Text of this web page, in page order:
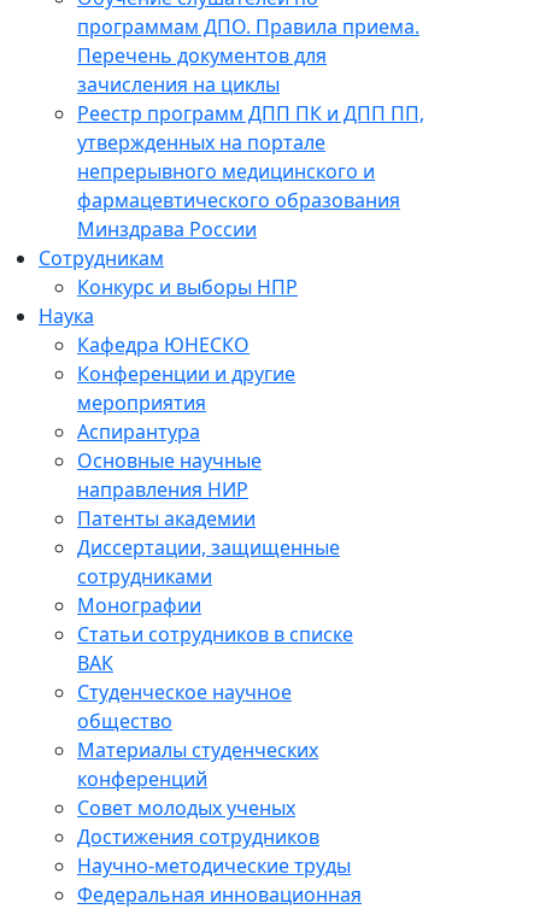
программам ДПО. Правила приема.
Перечень документов для
зачисления на циклы
Реестр программ ДПП ПК и ДПП ПП,
утвержденных на портале
непрерывного медицинского и
фармацевтического образования
Минздрава России
Сотрудникам
Конкурс и выборы НПР
Наука
Кафедра ЮНЕСКО
Конференции и другие
мероприятия
Аспирантура
Основные научные
направления НИР
Патенты академии
Диссертации, защищенные
сотрудниками
Монографии
Статьи сотрудников в списке
ВАК
Студенческое научное
общество
Материалы студенческих
конференций
Совет молодых ученых
Достижения сотрудников
Научно-методические труды
Федеральная инновационная